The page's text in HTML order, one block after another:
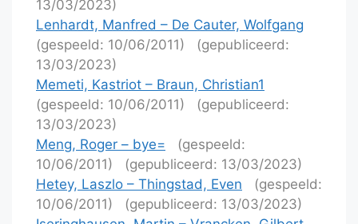
13/03/2023)
Lenhardt, Manfred – De Cauter, Wolfgang
(gespeeld: 10/06/2011)
(gepubliceerd:
13/03/2023)
Memeti, Kastriot – Braun, Christian1
(gespeeld: 10/06/2011)
(gepubliceerd:
13/03/2023)
Meng, Roger – bye=
(gespeeld:
10/06/2011)
(gepubliceerd: 13/03/2023)
Hetey, Laszlo – Thingstad, Even
(gespeeld:
10/06/2011)
(gepubliceerd: 13/03/2023)